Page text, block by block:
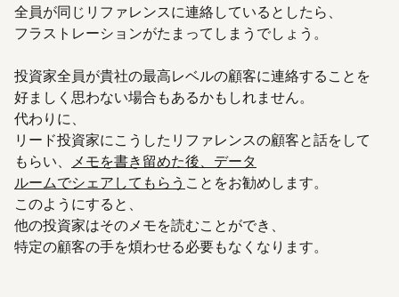
全員が同じリファレンスに連絡しているとしたら、
フラストレーションがたまってしまうでしょう。
投資家全員が貴社の最高レベルの顧客に連絡することを
好ましく思わない場合もあるかもしれません。
代わりに、
リード投資家にこうしたリファレンスの顧客と話をして
もらい、 メモを書き留めた後、データ
ルームでシェアしてもらう ことをお勧めします。
このようにすると、
他の投資家はそのメモを読むことができ、
特定の顧客の手を煩わせる必要もなくなります。